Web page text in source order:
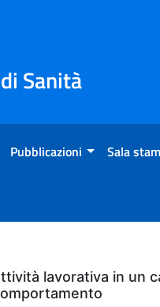
Sanità
Pubblicazioni Sala
lavorativa in